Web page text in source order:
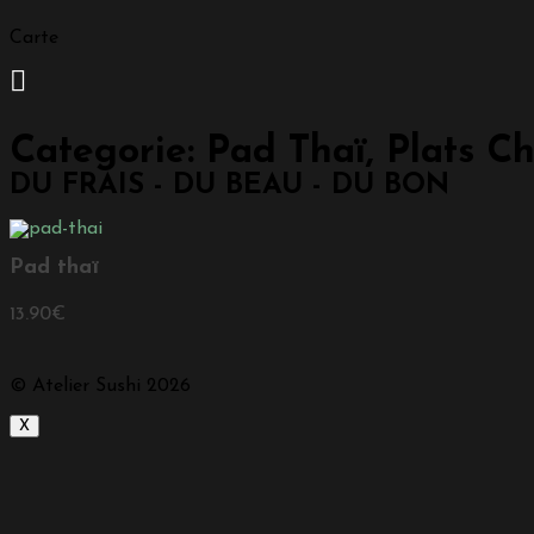
Carte
Categorie: Pad Thaï, Plats
DU FRAIS - DU BEAU - DU BON
Pad thaï
13.90€
© Atelier Sushi 2026
X